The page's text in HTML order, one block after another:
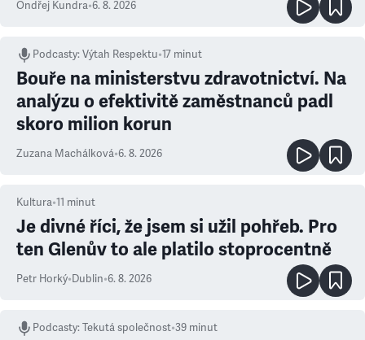
Ondřej Kundra•6. 8. 2026
Podcasty:Výtah Respektu•17 minut
Bouře na ministerstvu zdravotnictví. Na
analýzu o efektivitě zaměstnanců padl
skoro milion korun
Zuzana Machálková•6. 8. 2026
Kultura•11 minut
Je divné říci, že jsem si užil pohřeb. Pro
ten Glenův to ale platilo stoprocentně
Petr Horký•Dublin•6. 8. 2026
Podcasty:Tekutá společnost•39 minut